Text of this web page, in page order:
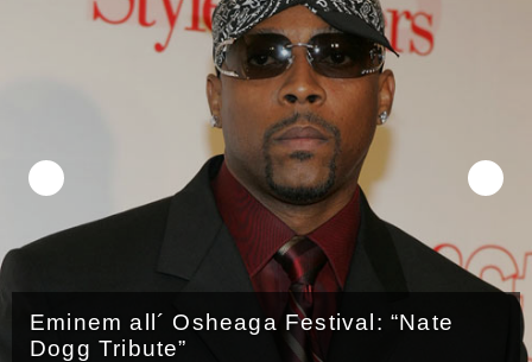
Eminem all´ Osheaga Festival: “Nate
Dogg Tribute”